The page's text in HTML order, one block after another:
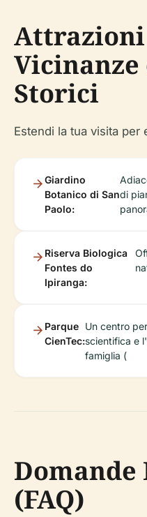
Vicinanze
Storici
Estendi la tua visita per
Giardino
Botanico di San
Paolo:
di
Riserva Biologica
Fontes do
Ipiranga:
Parque
CienTec:
Un centro
scientifica e
famiglia (
(FAQ)